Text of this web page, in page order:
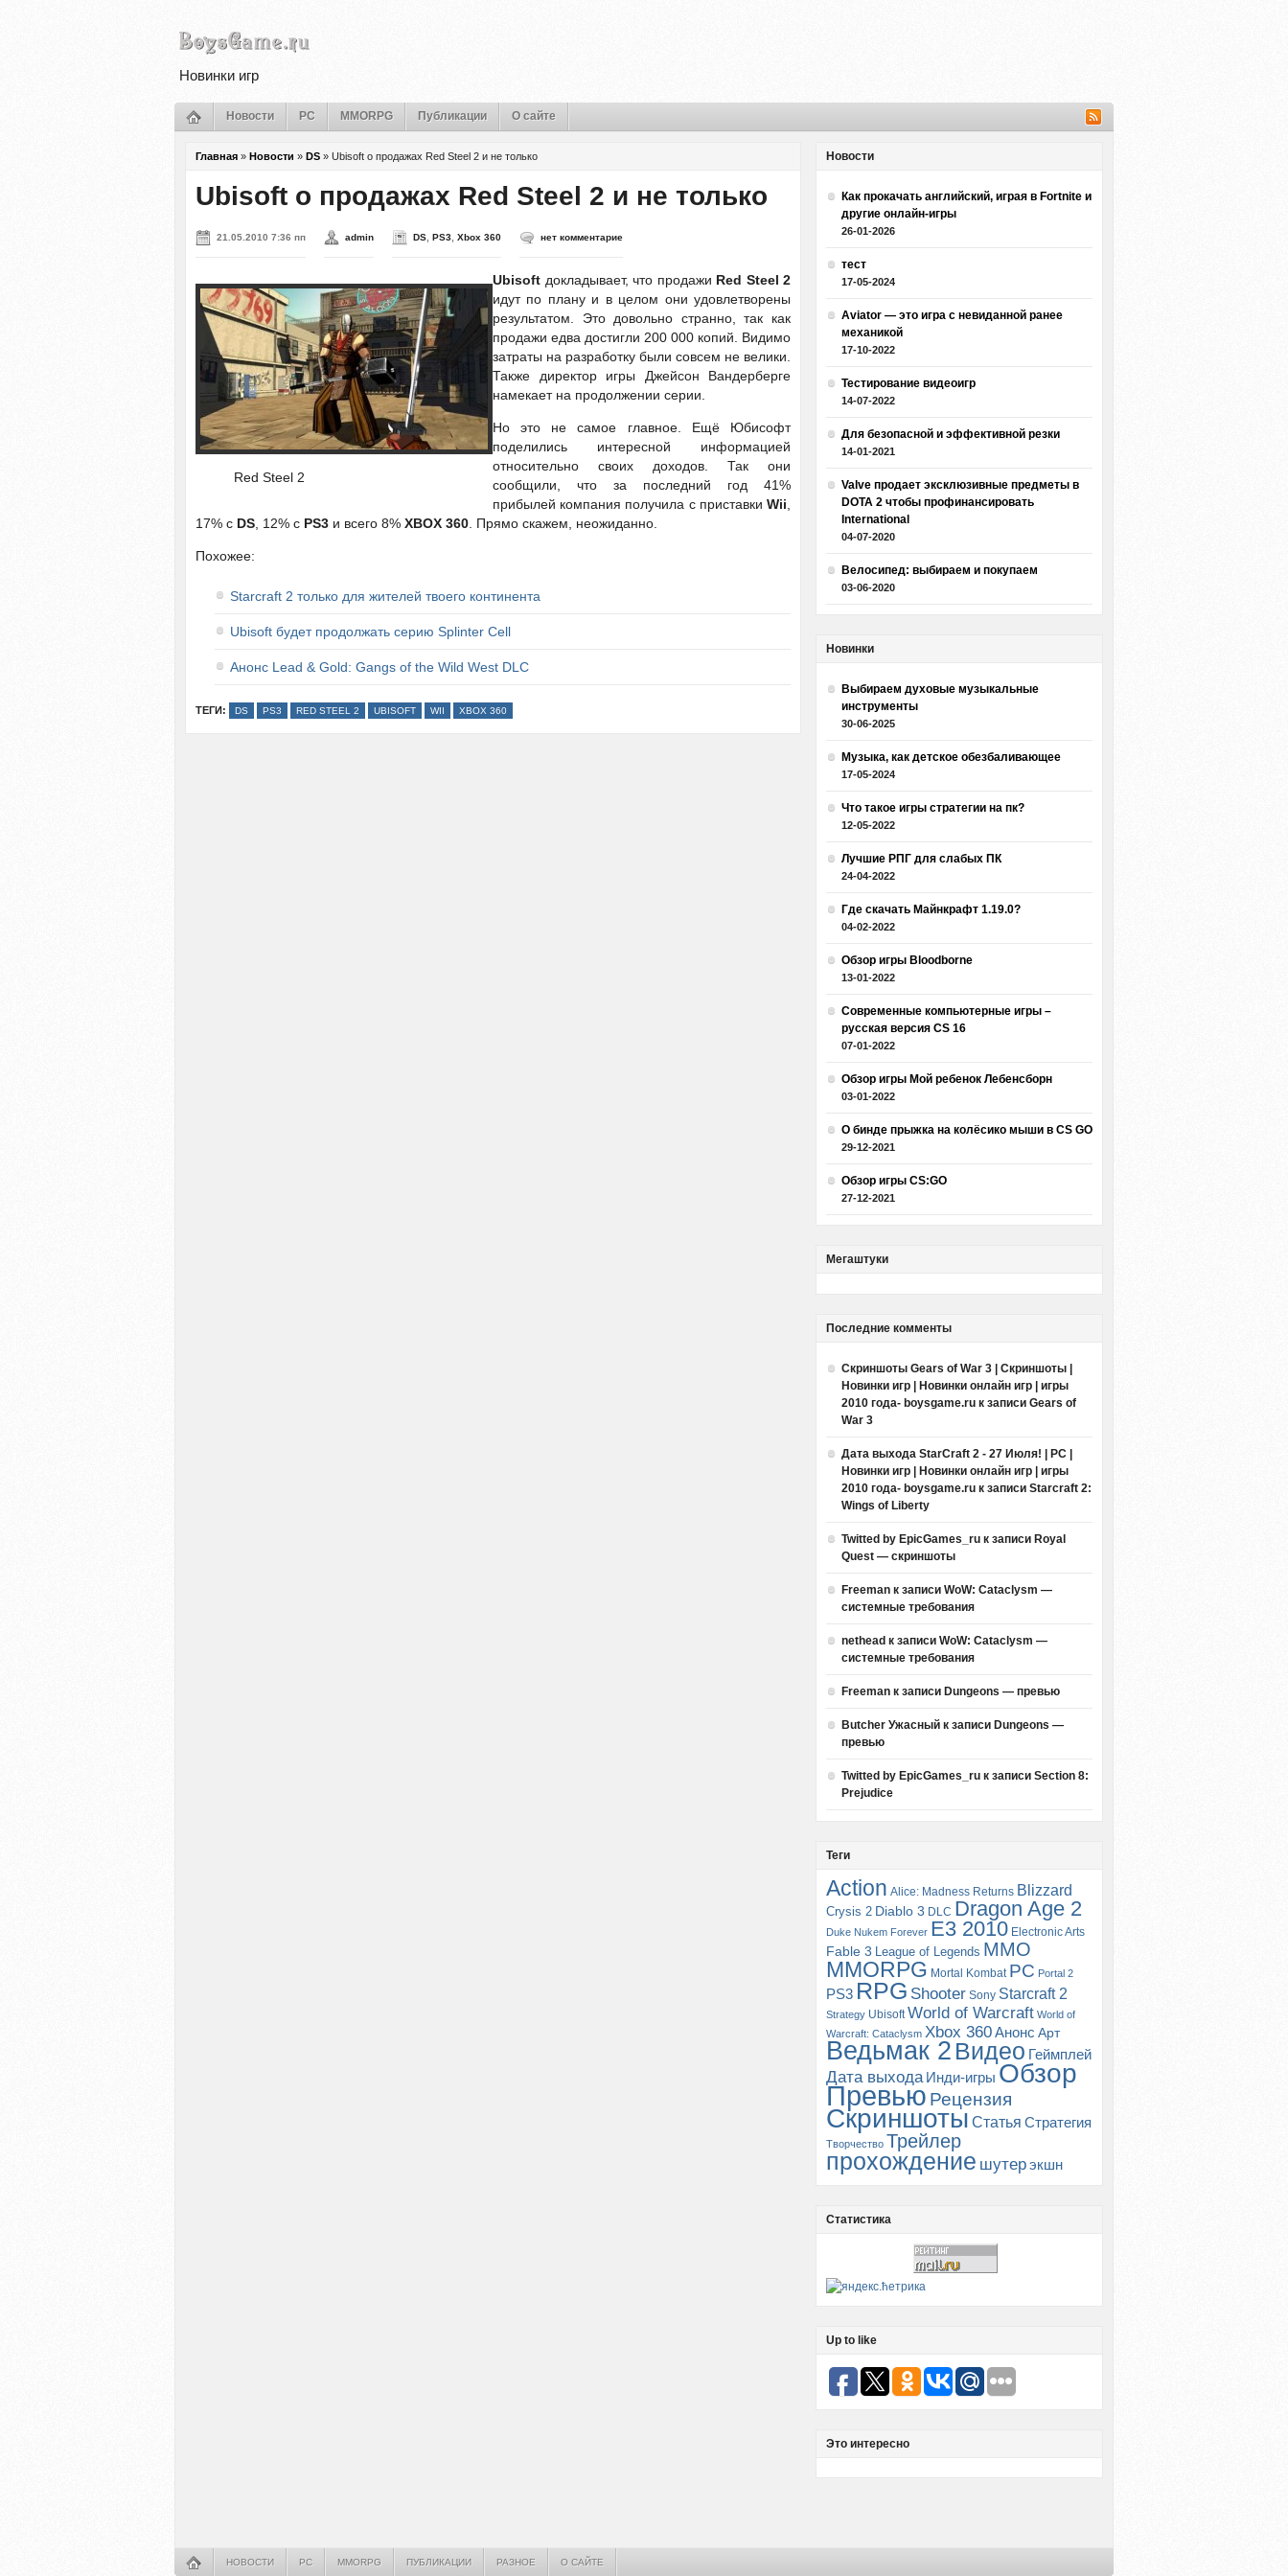
Новинки игр
Новости PC MMORPG Публикации О сайте
Главная » Новости » DS » Ubisoft о продажах Red Steel 2 и не только
Ubisoft о продажах Red Steel 2 и не только
21.05.2010 7:36 пп admin DS PS3 Xbox 360 нет комментарие
Red Steel 2
Ubisoft докладывает, что продажи Red Steel 2
идут по плану и в целом они удовлетворены
результатом. Это довольно странно, так как
продажи едва достигли 200 000 копий. Видимо
затраты на разработку были совсем не велики.
Также директор игры Джейсон Вандерберге
намекает на продолжении серии.
Но это не самое главное. Ещё Юбисофт
поделились интересной информацией
относительно своих доходов. Так они
сообщили, что за последний год 41%
прибылей компания получила с приставки Wii
17% с DS , 12% с PS3 и всего 8% XBOX 360 . Прямо скажем, неожиданно.
Похожее:
Starcraft 2 только для жителей твоего континента
Ubisoft будет продолжать серию Splinter Cell
Анонс Lead & Gold: Gangs of the Wild West DLC
ТЕГИ: DS PS3 RED STEEL 2 UBISOFT WII XBOX 360
Новости
Как прокачать английский, играя в Fortnite и
другие онлайн-игры
26-01-2026
тест
17-05-2024
Aviator — это игра с невиданной ранее
механикой
17-10-2022
Тестирование видеоигр
14-07-2022
Для безопасной и эффективной резки
14-01-2021
Valve продает эксклюзивные предметы в
DOTA 2 чтобы профинансировать
International
04-07-2020
Велосипед: выбираем и покупаем
03-06-2020
Новинки
Выбираем духовые музыкальные
инструменты
30-06-2025
Музыка, как детское обезбаливающее
17-05-2024
Что такое игры стратегии на пк?
12-05-2022
Лучшие РПГ для слабых ПК
24-04-2022
Где скачать Майнкрафт 1.19.0?
04-02-2022
Обзор игры Bloodborne
13-01-2022
Современные компьютерные игры –
русская версия CS 16
07-01-2022
Обзор игры Мой ребенок Лебенсборн
03-01-2022
О бинде прыжка на колёсико мыши в CS GO
29-12-2021
Обзор игры CS:GO
27-12-2021
Мегаштуки
Последние комменты
Скриншоты Gears of War 3 | Скриншоты |
Новинки игр | Новинки онлайн игр | игры
2010 года- boysgame.ru к записи Gears of
War 3
Дата выхода StarCraft 2 - 27 Июля! | PC |
Новинки игр | Новинки онлайн игр | игры
2010 года- boysgame.ru к записи Starcraft 2:
Wings of Liberty
Twitted by EpicGames_ru к записи Royal
Quest — скриншоты
Freeman к записи WoW: Cataclysm —
системные требования
nethead к записи WoW: Cataclysm —
системные требования
Freeman к записи Dungeons — превью
Butcher Ужасный к записи Dungeons —
превью
Twitted by EpicGames_ru к записи Section 8:
Prejudice
Теги
Action Alice: Madness Returns Blizzard
Crysis 2 Diablo 3 DLC Dragon Age 2
Duke Nukem Forever E3 2010 Electronic Arts
Fable 3 League of Legends MMO
MMORPG Mortal Kombat PC Portal 2
PS3 RPG Shooter Sony Starcraft 2
Strategy Ubisoft World of Warcraft World of
Warcraft: Cataclysm Xbox 360Анонс Арт
Ведьмак 2 Видео Геймплей
Дата выхода Инди-игры Обзор
Превью Рецензия
Скриншоты Статья Стратегия
Творчество Трейлер
прохождение шутерэкшн
Статистика
Up to like
Это интересно
НОВОСТИ PC MMORPG ПУБЛИКАЦИИ РАЗНОЕ О САЙТЕ